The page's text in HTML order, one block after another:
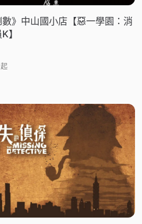
數》中山國小店【惡一學園：消
】
起